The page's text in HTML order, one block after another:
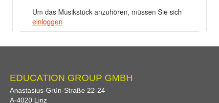
Um das Musikstück anzuhören, müssen Sie sich
einloggen
EDUCATION GROUP GMBH
Anastasius-Grün-Straße 22-24
A-4020 Linz